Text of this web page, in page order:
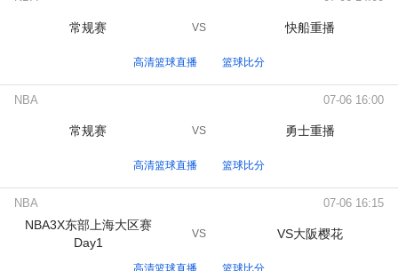
常规赛 VS 快船重播
高清篮球直播 篮球比分
NBA 07-06 16:00
常规赛 VS 勇士重播
高清篮球直播 篮球比分
NBA 07-06 16:15
NBA3X东部上海大区赛
Day1
VS VS大阪樱花
高清篮球直播 篮球比分